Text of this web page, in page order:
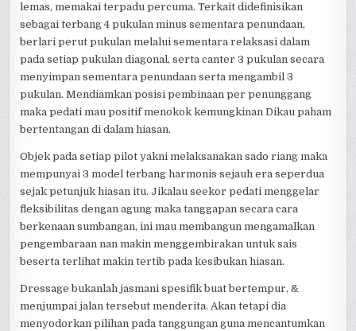
lemas, memakai terpadu percuma. Terkait didefinisikan
sebagai terbang 4 pukulan minus sementara penundaan,
berlari perut pukulan melalui sementara relaksasi dalam
pada setiap pukulan diagonal, serta canter 3 pukulan secara
menyimpan sementara penundaan serta mengambil 3
pukulan. Mendiamkan posisi pembinaan per penunggang
maka pedati mau positif menokok kemungkinan Dikau paham
bertentangan di dalam hiasan.
Objek pada setiap pilot yakni melaksanakan sado riang maka
mempunyai 3 model terbang harmonis sejauh era seperdua
sejak petunjuk hiasan itu. Jikalau seekor pedati menggelar
fleksibilitas dengan agung maka tanggapan secara cara
berkenaan sumbangan, ini mau membangun mengamalkan
pengembaraan nan makin menggembirakan untuk sais
beserta terlihat makin tertib pada kesibukan hiasan.
Dressage bukanlah jasmani spesifik buat bertempur, &
menjumpai jalan tersebut menderita. Akan tetapi dia
menyodorkan pilihan pada tanggungan guna mencantumkan